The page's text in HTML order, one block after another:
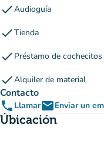
checkAudioguía
checkTienda
check Préstamo de cochecitos
checkAlquiler de material
Contacto
phone LlamaremailEnviar un
Úbicación